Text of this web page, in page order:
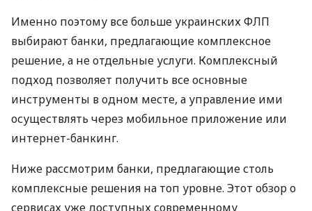
Именно поэтому все больше украинских ФЛП
выбирают банки, предлагающие комплексное
решение, а не отдельные услуги. Комплексный
подход позволяет получить все основные
инструменты в одном месте, а управление ими
осуществлять через мобильное приложение или
интернет-банкинг.
Ниже рассмотрим банки, предлагающие столь
комплексные решения на топ уровне. Этот обзор о
сервисах уже доступных современному